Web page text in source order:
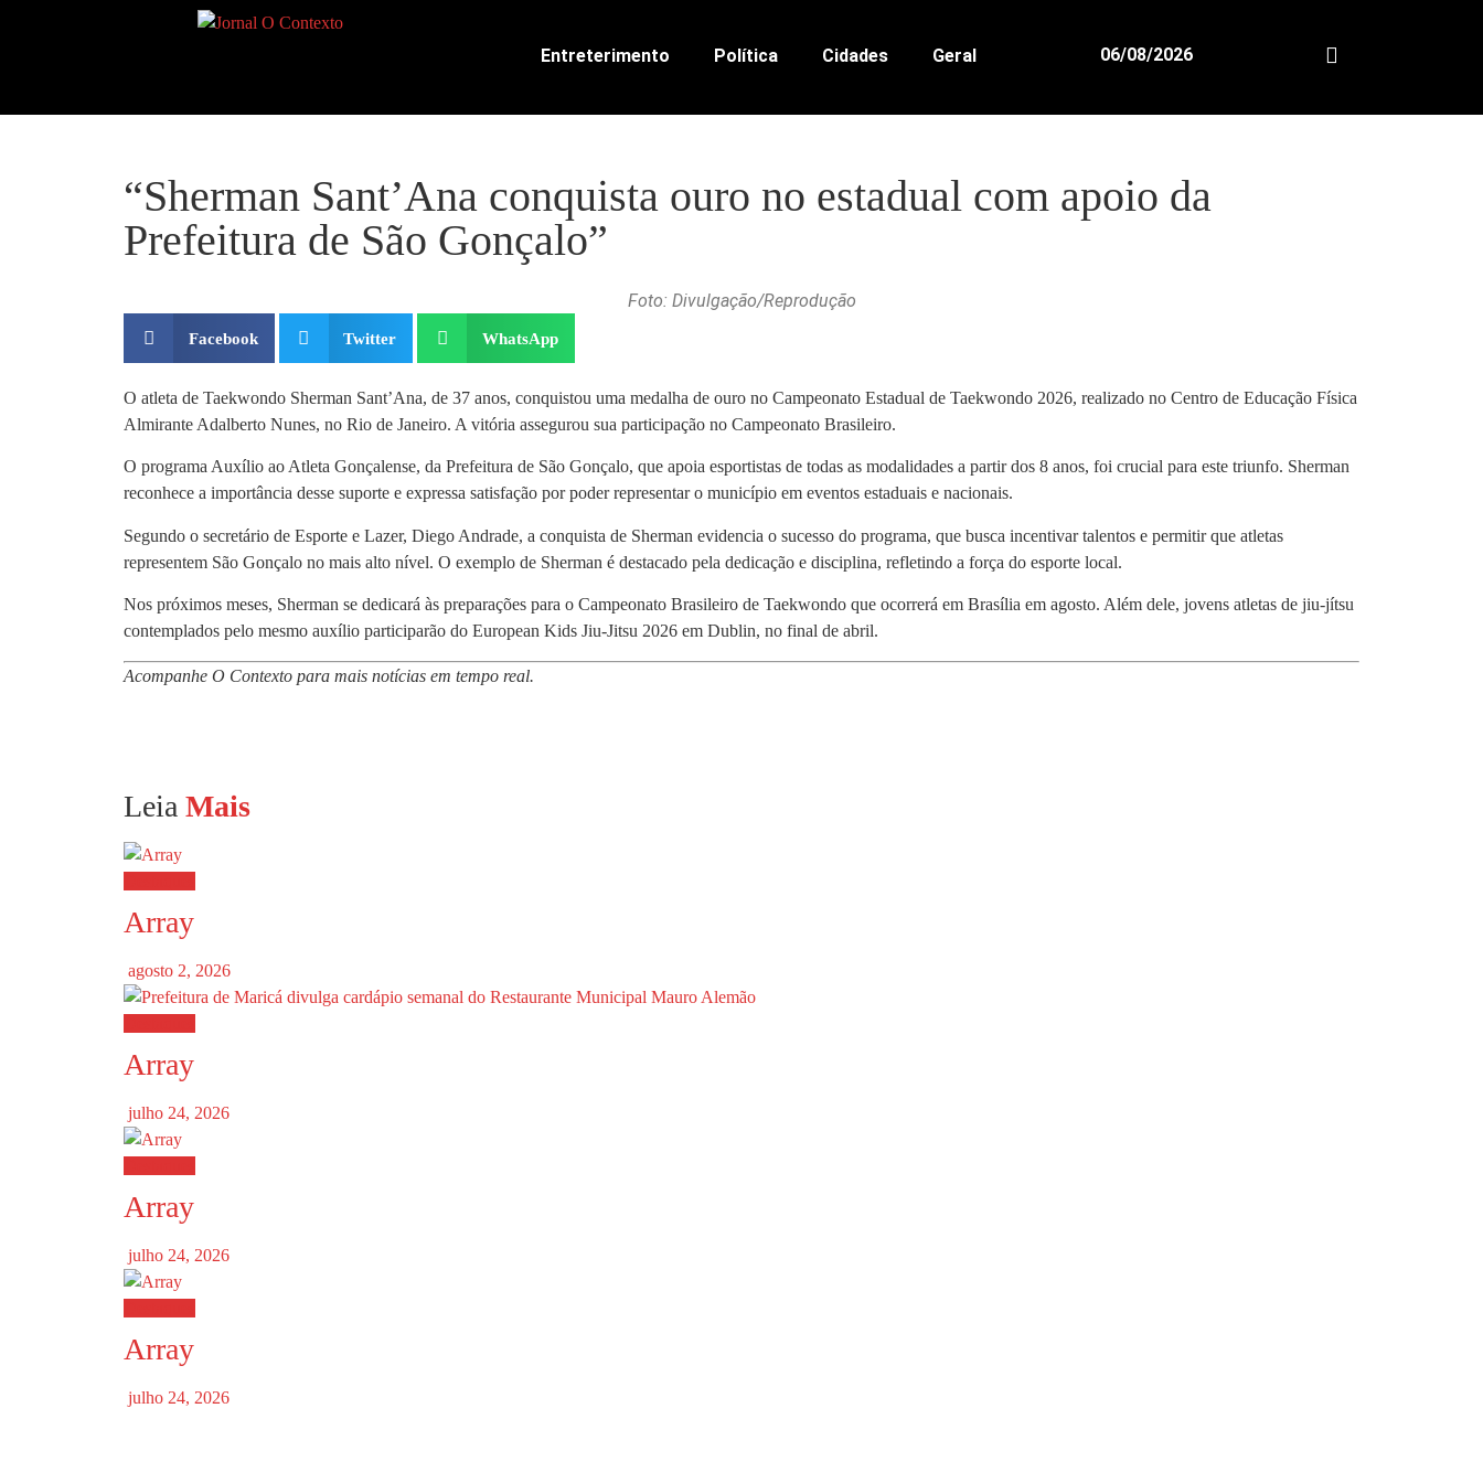
Entreterimento Política Cidades Geral 06/08/2026
“Sherman Sant’Ana conquista ouro no estadual com apoio da
Prefeitura de São Gonçalo”
Foto: Divulgação/Reprodução
Facebook Twitter WhatsApp
O atleta de Taekwondo Sherman Sant’Ana, de 37 anos, conquistou uma medalha de ouro no Campeonato Estadual de Taekwondo 2026, realizado no Centro de Educação Física
Almirante Adalberto Nunes, no Rio de Janeiro. A vitória assegurou sua participação no Campeonato Brasileiro.
O programa Auxílio ao Atleta Gonçalense, da Prefeitura de São Gonçalo, que apoia esportistas de todas as modalidades a partir dos 8 anos, foi crucial para este triunfo. Sherman
reconhece a importância desse suporte e expressa satisfação por poder representar o município em eventos estaduais e nacionais.
Segundo o secretário de Esporte e Lazer, Diego Andrade, a conquista de Sherman evidencia o sucesso do programa, que busca incentivar talentos e permitir que atletas
representem São Gonçalo no mais alto nível. O exemplo de Sherman é destacado pela dedicação e disciplina, refletindo a força do esporte local.
Nos próximos meses, Sherman se dedicará às preparações para o Campeonato Brasileiro de Taekwondo que ocorrerá em Brasília em agosto. Além dele, jovens atletas de jiu-jítsu
contemplados pelo mesmo auxílio participarão do European Kids Jiu-Jitsu 2026 em Dublin, no final de abril.
Acompanhe O Contexto para mais notícias em tempo real.
Leia Mais
Array
agosto 2, 2026
Array
julho 24, 2026
Array
julho 24, 2026
Array
julho 24, 2026